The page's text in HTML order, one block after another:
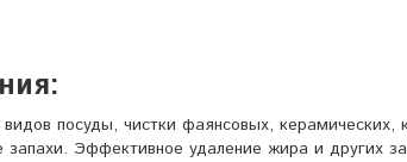
посуды, чистки фаянсовых, керамических,
запахи. Эффективное удаление жира и других